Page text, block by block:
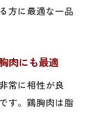
の印象が変
方に最適な一品
肉にも最適
常に相性が良
す。鶏胸肉は脂